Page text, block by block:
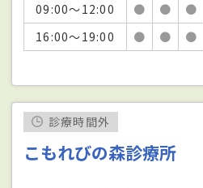
09:00～12:00
● ● ●
16:00～19:00
● ● ●
診療時間外
こもれびの森診療所